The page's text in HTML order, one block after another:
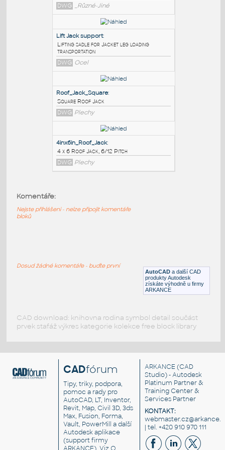
PODOBNÉ BLOKY:
4x4 Jack
4x4 Jack
DWG _Různé-Jiné
Lift Jack support:
Lifting sadle for Jacket leg loading
transportation
DWG Ocel
DWG Plechy
Plechy AutoCAD a další CAD
produkty Autodesk
získáte výhodně u firmy
ARKANCE
Komentáře:
Nejste přihlášeni - nelze připojit komentáře
bloků
Dosud žádné komentáře - buďte první
CAD download: knihovna rodina symbol detail součást
prvek stafáž výkres kategorie kolekce free block library
CADfórum
Tipy, triky, podpora,
pomoc a rady pro
AutoCAD, LT, Inventor,
Revit, Map, Civil 3D, 3ds
Max, Fusion, Forma,
Vault, PowerMill a další
Autodesk aplikace
(support firmy
ARKANCE (CAD
Studio) - Autodesk
Platinum Partner &
Training Center &
Services Partner
KONTAKT:
| tel. +420 910 970 111